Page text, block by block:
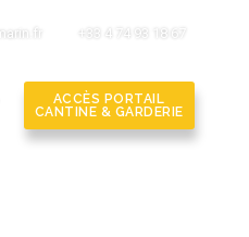
+33 4 74 93 18 67
ACCÈS PORTAIL
CANTINE & GARDERIE